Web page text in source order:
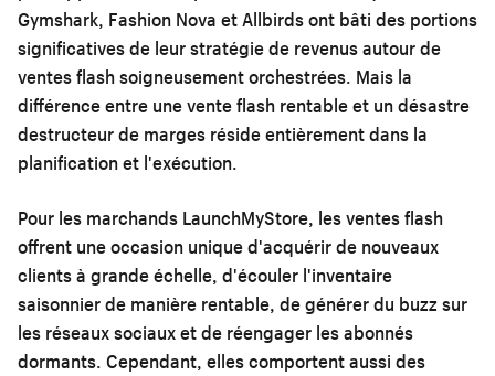
Gymshark, Fashion Nova et Allbirds ont bâti des portions
significatives de leur stratégie de revenus autour de
ventes flash soigneusement orchestrées. Mais la
différence entre une vente flash rentable et un désastre
destructeur de marges réside entièrement dans la
planification et l'exécution.
Pour les marchands LaunchMyStore, les ventes flash
offrent une occasion unique d'acquérir de nouveaux
clients à grande échelle, d'écouler l'inventaire
saisonnier de manière rentable, de générer du buzz sur
les réseaux sociaux et de réengager les abonnés
dormants. Cependant, elles comportent aussi des